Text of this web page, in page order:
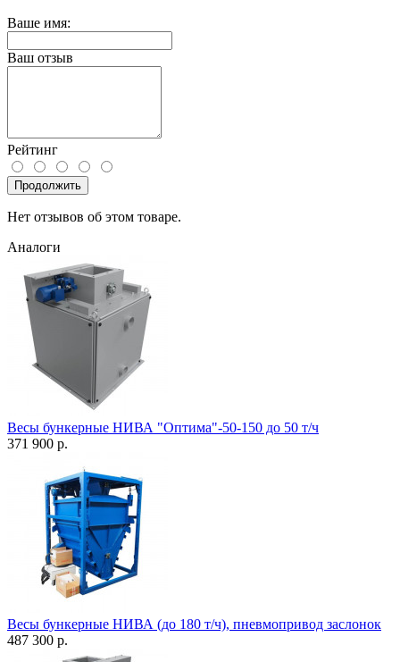
Ваше имя:
Ваш отзыв
Рейтинг
Продолжить
Нет отзывов об этом товаре.
Аналоги
Весы бункерные НИВА "Оптима"-50-150 до 50 т/ч
371 900 р.
Весы бункерные НИВА (до 180 т/ч), пневмопривод заслонок
487 300 р.